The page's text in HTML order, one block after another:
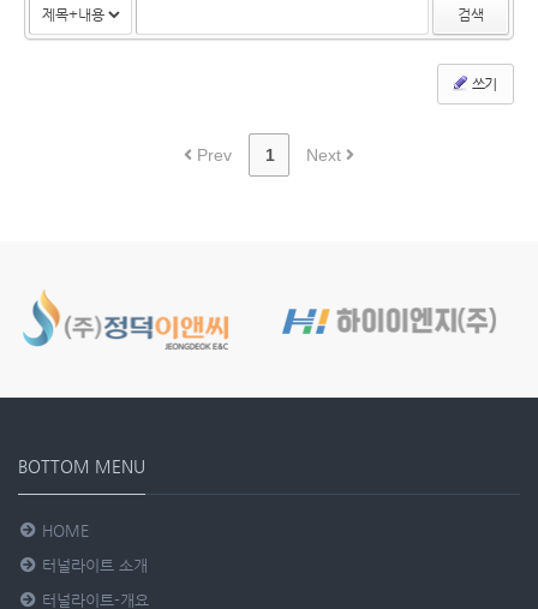
검색
쓰기
Prev 1 Next
BOTTOM MENU
HOME
터널라이트 소개
터널라이트-개요